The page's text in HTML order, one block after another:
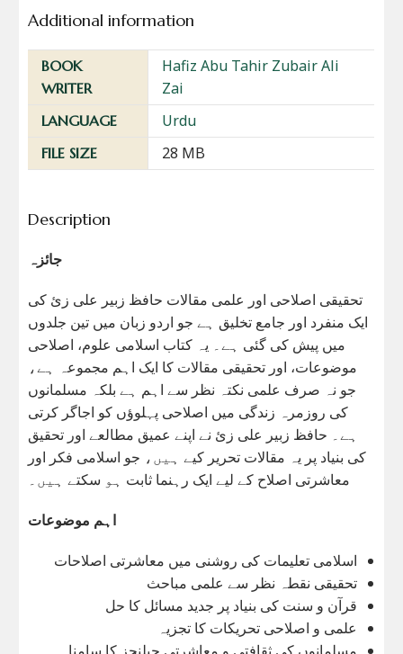
Additional information
BOOK
WRITER
Hafiz Abu Tahir Zubair Ali
Zai
LANGUAGE Urdu
FILE SIZE 28 MB
Description
جائزہ
تحقیقی اصلاحی اور علمی مقالات حافظ زبیر علی زئ کی
ایک منفرد اور جامع تخلیق ہے جو اردو زبان میں تین جلدوں
میں پیش کی گئی ہے۔ یہ کتاب اسلامی علوم، اصلاحی
موضوعات، اور تحقیقی مقالات کا ایک اہم مجموعہ ہے،
جو نہ صرف علمی نکتہ نظر سے اہم ہے بلکہ مسلمانوں
کی روزمرہ زندگی میں اصلاحی پہلوؤں کو اجاگر کرتی
ہے۔ حافظ زبیر علی زئ نے اپنے عمیق مطالعے اور تحقیق
کی بنیاد پر یہ مقالات تحریر کیے ہیں، جو اسلامی فکر اور
معاشرتی اصلاح کے لیے ایک رہنما ثابت ہو سکتے ہیں۔
اہم موضوعات
اسلامی تعلیمات کی روشنی میں معاشرتی اصلاحات
تحقیقی نقطہ نظر سے علمی مباحث
قرآن و سنت کی بنیاد پر جدید مسائل کا حل
علمی و اصلاحی تحریکات کا تجزیہ
مسلمانوں کی ثقافتی و معاشرتی چیلنجز کا سامنا